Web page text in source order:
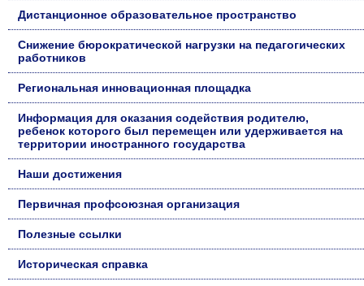
Дистанционное образовательное пространство
Снижение бюрократической нагрузки на педагогических
работников
Региональная инновационная площадка
Информация для оказания содействия родителю,
ребенок которого был перемещен или удерживается на
территории иностранного государства
Наши достижения
Первичная профсоюзная организация
Полезные ссылки
Историческая справка